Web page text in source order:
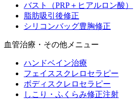
バスト（PRP＋ヒアルロン酸）
脂肪吸引後修正
シリコンバッグ豊胸修正
血管治療・その他メニュー
ハンドベイン治療
フェイススクレロセラピー
ボディスクレロセラピー
しこり・ふくらみ修正注射